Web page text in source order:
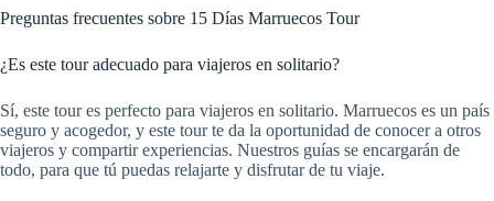
Preguntas frecuentes sobre 15 Días Marruecos Tour
¿Es este tour adecuado para viajeros en solitario?
Sí, este tour es perfecto para viajeros en solitario. Marruecos es un país
seguro y acogedor, y este tour te da la oportunidad de conocer a otros
viajeros y compartir experiencias. Nuestros guías se encargarán de
todo, para que tú puedas relajarte y disfrutar de tu viaje.